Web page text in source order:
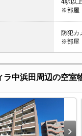
4駅以
※部屋
防犯カ
※部屋
ラ中浜田周辺の空室